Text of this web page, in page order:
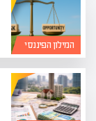
המילון הפיננסי